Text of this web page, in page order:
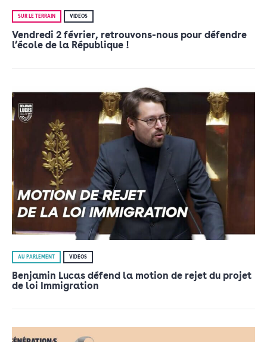
SUR LE TERRAIN VIDÉOS
Vendredi 2 février, retrouvons-nous pour défendre
l’école de la République !
AU PARLEMENT VIDÉOS
Benjamin Lucas défend la motion de rejet du projet
de loi Immigration